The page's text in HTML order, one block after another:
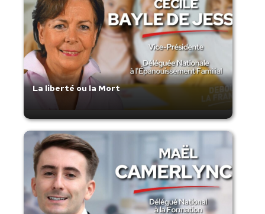
La liberté ou la Mort